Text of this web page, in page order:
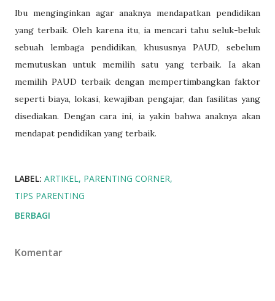
Ibu menginginkan agar anaknya mendapatkan pendidikan
yang terbaik. Oleh karena itu, ia mencari tahu seluk-beluk
sebuah lembaga pendidikan, khususnya PAUD, sebelum
memutuskan untuk memilih satu yang terbaik. Ia akan
memilih PAUD terbaik dengan mempertimbangkan faktor
seperti biaya, lokasi, kewajiban pengajar, dan fasilitas yang
disediakan. Dengan cara ini, ia yakin bahwa anaknya akan
mendapat pendidikan yang terbaik.
LABEL: ARTIKEL PARENTING CORNER
TIPS PARENTING
BERBAGI
Komentar